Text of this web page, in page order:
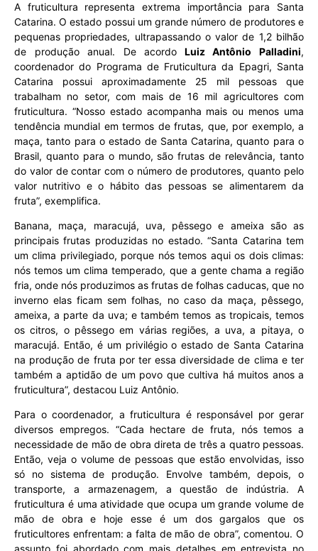
A fruticultura representa extrema importância para Santa
Catarina. O estado possui um grande número de produtores e
pequenas propriedades, ultrapassando o valor de 1,2 bilhão
de produção anual. De acordo Luiz Antônio Palladini,
coordenador do Programa de Fruticultura da Epagri, Santa
Catarina possui aproximadamente 25 mil pessoas que
trabalham no setor, com mais de 16 mil agricultores com
fruticultura. “Nosso estado acompanha mais ou menos uma
tendência mundial em termos de frutas, que, por exemplo, a
maça, tanto para o estado de Santa Catarina, quanto para o
Brasil, quanto para o mundo, são frutas de relevância, tanto
do valor de contar com o número de produtores, quanto pelo
valor nutritivo e o hábito das pessoas se alimentarem da
fruta”, exemplifica.
Banana, maça, maracujá, uva, pêssego e ameixa são as
principais frutas produzidas no estado. “Santa Catarina tem
um clima privilegiado, porque nós temos aqui os dois climas:
nós temos um clima temperado, que a gente chama a região
fria, onde nós produzimos as frutas de folhas caducas, que no
inverno elas ficam sem folhas, no caso da maça, pêssego,
ameixa, a parte da uva; e também temos as tropicais, temos
os citros, o pêssego em várias regiões, a uva, a pitaya, o
maracujá. Então, é um privilégio o estado de Santa Catarina
na produção de fruta por ter essa diversidade de clima e ter
também a aptidão de um povo que cultiva há muitos anos a
fruticultura”, destacou Luiz Antônio.
Para o coordenador, a fruticultura é responsável por gerar
diversos empregos. “Cada hectare de fruta, nós temos a
necessidade de mão de obra direta de três a quatro pessoas.
Então, veja o volume de pessoas que estão envolvidas, isso
só no sistema de produção. Envolve também, depois, o
transporte, a armazenagem, a questão de indústria. A
fruticultura é uma atividade que ocupa um grande volume de
mão de obra e hoje esse é um dos gargalos que os
fruticultores enfrentam: a falta de mão de obra”, comentou. O
assunto foi abordado com mais detalhes em entrevista no